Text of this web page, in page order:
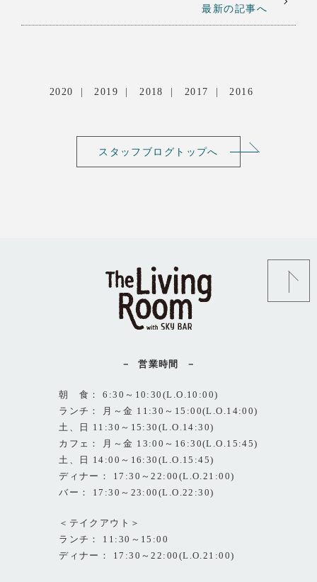
最新の記事へ
2020 2019 2018 2017 2016
スタッフブログトップへ
営業時間
朝 食： 6:30～10:30(L.O.10:00)
ランチ： 月～金 11:30～15:00(L.O.14:00)
土、日 11:30～15:30(L.O.14:30)
カフェ： 月～金 13:00～16:30(L.O.15:45)
土、日 14:00～16:30(L.O.15:45)
ディナー： 17:30～22:00(L.O.21:00)
バー： 17:30～23:00(L.O.22:30)
＜テイクアウト＞
ランチ： 11:30～15:00
ディナー： 17:30～22:00(L.O.21:00)